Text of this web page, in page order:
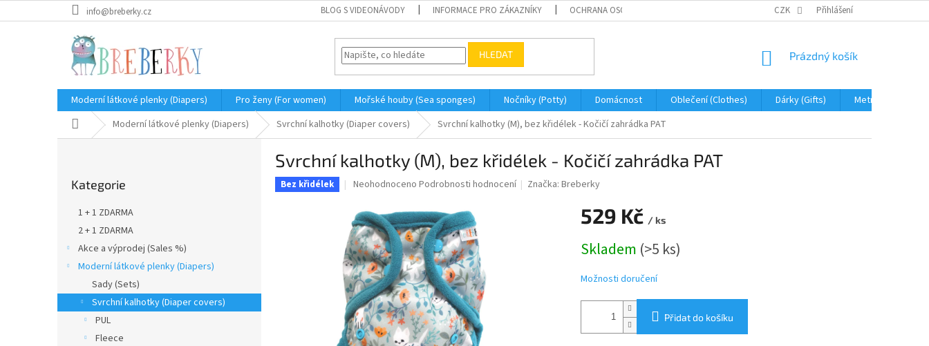
na
info@breberky.cz BLOG S VIDEONÁVODY INFORMACE PRO ZÁKAZNÍKY OCHRANA OSOBNÍCH ÚDAJŮ JAK NA REKLAMACI A VRÁCENÍ ZBOŽÍ
CZK Přihlášení
HLEDAT
NÁKUPNÍ
Prázdný košík
Moderní látkové plenky (Diapers) Pro ženy (For women) Mořské houby (Sea sponges) Nočníky (Potty) Domácnost Oblečení (Clothes) Dárky (Gifts)
Metráž (fabric)
Domů Moderní látkové plenky (Diapers) Svrchní kalhotky (Diaper covers) Svrchní kalhotky (M), bez křidélek - Kočičí zahrádka PAT
a
n
kategorie
Kategorie
1 + 1 ZDARMA
2 + 1 ZDARMA
Akce a výprodej (Sales %)
Moderní látkové plenky (Diapers)
Sady (Sets)
Svrchní kalhotky (Diaper covers)
PUL
Fleece
Svrchní kalhotky (M), bez křidélek - Kočičí zahrádka PAT
Bez křidélek
Průměrné
produktu
je
0,0
z
5
hvězdiček.
Neohodnoceno Podrobnosti hodnocení Značka:Breberky
529 Kč / ks
cena:
Skladem (>5 ks)
Možnosti doručení
Přidat do košíku